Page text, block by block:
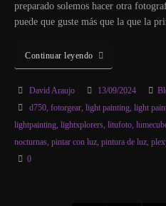
preparado solemos hacer otra
puede que guste más que la que la
Continuar leyendo
David Araujo 13/09/2024
d750, fotorgear, light painting, light
lightpainting, lightxplorers, litufoto,
nocturnas, pintar con luz, pintura de luz,
0